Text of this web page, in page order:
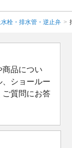
水栓・排水管・逆止弁 >
商品につい
ショールー
ご質問にお答